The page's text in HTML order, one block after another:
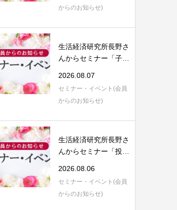
からのお知らせ)
生活経済研究所長野さ
んからセミナー「子育
2026.08.07
セミナー・イベント(会員
からのお知らせ)
生活経済研究所長野さ
んからセミナー「投資
2026.08.06
セミナー・イベント(会員
からのお知らせ)